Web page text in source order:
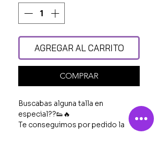
AGREGAR AL CARRITO
COMPRAR
Buscabas alguna talla en
especial??👟🔥
Te conseguimos por pedido la